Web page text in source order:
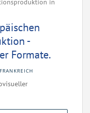
in
-
Formate.